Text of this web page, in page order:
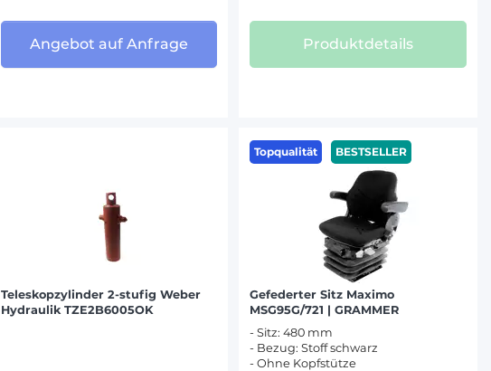
Angebot auf Anfrage Produktdetails
Teleskopzylinder 2-stufig Weber
Hydraulik TZE2B6005OK
Topqualität BESTSELLER
Gefederter Sitz Maximo
MSG95G/721 | GRAMMER
- Sitz: 480 mm
- Bezug: Stoff schwarz
- Ohne Kopfstütze